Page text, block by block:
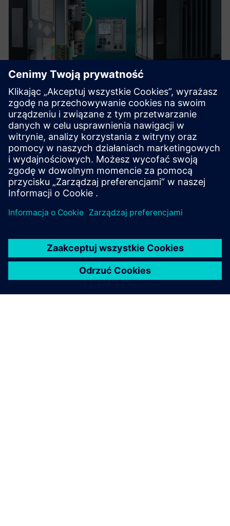
Urządzenie ochronne na
aplikację
Znajdź swoje urządzenie ochronne, wybierając swoją
aplikację!